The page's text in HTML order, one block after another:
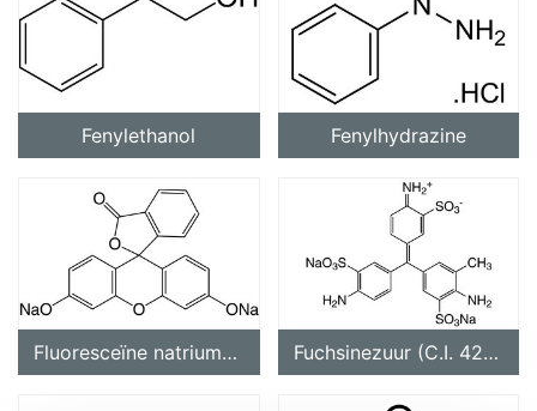
Fenylethanol Fenylhydrazine
Fluoresceïne natriumzout(C.I. 45350) Fuchsinezuur (C.I. 42685)